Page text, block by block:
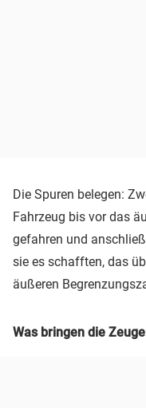
Die Spuren belegen:
Fahrzeug bis vor das
gefahren und
sie es schafften, das
äußeren
Was bringen die